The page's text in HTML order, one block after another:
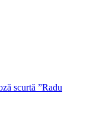
scurtă ”Radu